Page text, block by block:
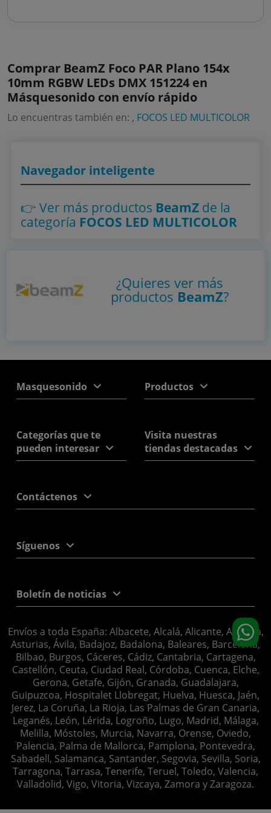
Comprar BeamZ Foco PAR Plano 154x
10mm RGBW LEDs DMX 151224 en
Másquesonido con envío rápido
Lo encuentras también en: , FOCOS LED MULTICOLOR
Navegador inteligente
👉 Ver más productos BeamZde la
categoría FOCOS LED MULTICOLOR
¿Quieres ver más
productos BeamZ?
Masquesonido Productos
Categorías que te
pueden interesar
Visita nuestras
tiendas destacadas
Contáctenos
Síguenos
Boletín de noticias
Envíos a toda España: Albacete, Alcalá, Alicante, Almería,
Asturias, Ávila, Badajoz, Badalona, Baleares, Barcelona,
Bilbao, Burgos, Cáceres, Cádiz, Cantabria, Cartagena,
Castellón, Ceuta, Ciudad Real, Córdoba, Cuenca, Elche,
Gerona, Getafe, Gijón, Granada, Guadalajara,
Guipuzcoa, Hospitalet Llobregat, Huelva, Huesca, Jaén,
Jerez, La Coruña, La Rioja, Las Palmas de Gran Canaria,
Leganés, León, Lérida, Logroño, Lugo, Madrid, Málaga,
Melilla, Móstoles, Murcia, Navarra, Orense, Oviedo,
Palencia, Palma de Mallorca, Pamplona, Pontevedra,
Sabadell, Salamanca, Santander, Segovia, Sevilla, Soria,
Tarragona, Tarrasa, Tenerife, Teruel, Toledo, Valencia,
Valladolid, Vigo, Vitoria, Vizcaya, Zamora y Zaragoza.